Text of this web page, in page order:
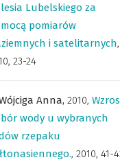
Lubelskiego za
pomiarów
i satelitarnych,
23-24
Anna, 2010,
wody u wybranych
rzepaku
, 2010, 41-